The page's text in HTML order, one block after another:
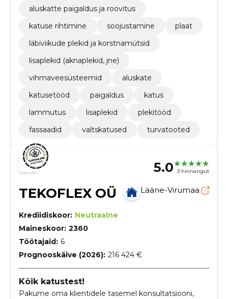
aluskatte paigaldus ja roovitus
katuse rihtimine
soojustamine
plaat
läbiviikude plekid ja korstnamütsid
lisaplekid (aknaplekid, jne)
vihmaveesüsteemid
aluskate
katusetööd
paigaldus
katus
lammutus
lisaplekid
plekitööd
fassaadid
valtskatused turvatooted
5.0 3 hinnangut
TEKOFLEX OÜ Lääne-Virumaa
Krediidiskoor: Neutraalne
Maineskoor: 2360
Töötajaid: 6
Prognooskäive (2026): 216 424 €
Kõik katustest!
Pakume oma klientidele tasemel konsultatsiooni,